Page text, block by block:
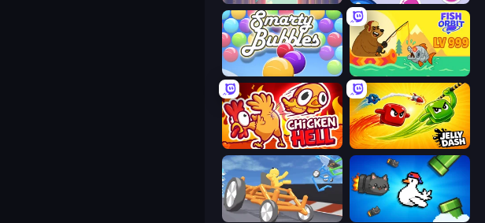
Smarty Bubbles Fish Orbit
Chicken Hell Jelly Dash
Draw Crash Race Honk